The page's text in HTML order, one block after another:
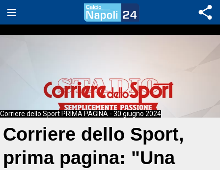
Corriere dello Sport PRIMA PAGINA - 30 giugno 2024
Corriere dello Sport,
prima pagina: "Una